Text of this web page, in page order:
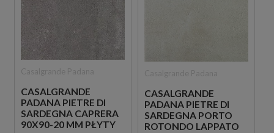
CASALGRANDE
PADANA PIETRE DI
SARDEGNA CAPRERA
90X90-20 MM PŁYTY
CASALGRANDE
PADANA PIETRE DI
SARDEGNA PORTO
ROTONDO LAPPATO